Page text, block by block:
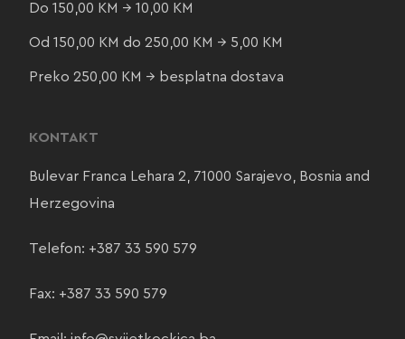
Do 150,00 KM → 10,00 KM
Od 150,00 KM do 250,00 KM → 5,00 KM
Preko 250,00 KM → besplatna dostava
KONTAKT
Bulevar Franca Lehara 2, 71000 Sarajevo, Bosnia and
Herzegovina
Telefon: +387 33 590 579
Fax: +387 33 590 579